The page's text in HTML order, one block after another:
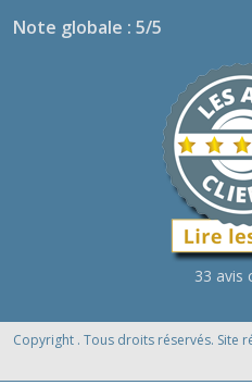
Note globale : 5/5
33 avis
Copyright . Tous droits réservés. Site